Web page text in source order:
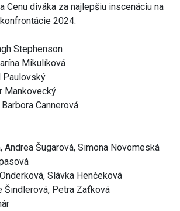
Cenu diváka za najlepšiu inscenáciu na
2024.
Stephenson
Mikulíková
Paulovský
Mankovecký
Cannerová
Andrea Šugarová, Simona Novomeská
Slávka Henčeková
Šindlerová, Petra Zaťková